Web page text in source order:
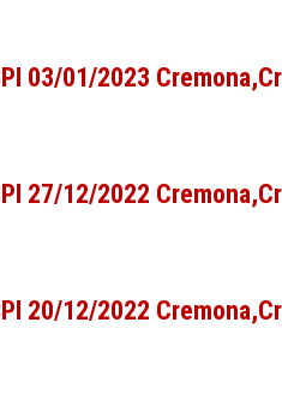
03/01/2023
27/12/2022
20/12/2022